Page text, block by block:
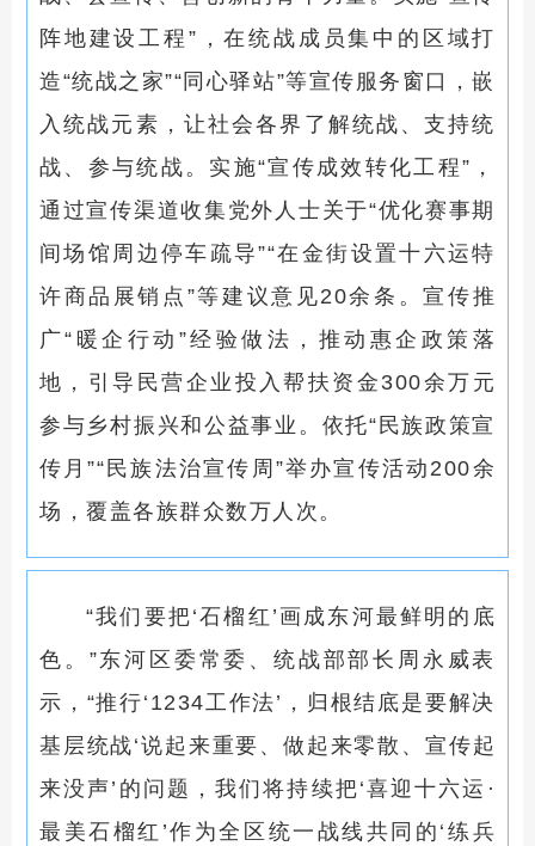
阵地建设工程”，在统战成员集中的区域打
造“统战之家”“同心驿站”等宣传服务窗口，嵌
入统战元素，让社会各界了解统战、支持统
战、参与统战。实施“宣传成效转化工程”，
通过宣传渠道收集党外人士关于“优化赛事期
间场馆周边停车疏导”“在金街设置十六运特
许商品展销点”等建议意见20余条。宣传推
广“暖企行动”经验做法，推动惠企政策落
地，引导民营企业投入帮扶资金300余万元
参与乡村振兴和公益事业。依托“民族政策宣
传月”“民族法治宣传周”举办宣传活动200余
场，覆盖各族群众数万人次。
“我们要把‘石榴红’画成东河最鲜明的底
色。”东河区委常委、统战部部长周永威表
示，“推行‘1234工作法’，归根结底是要解决
基层统战‘说起来重要、做起来零散、宣传起
来没声’的问题，我们将持续把‘喜迎十六运·
最美石榴红’作为全区统一战线共同的‘练兵